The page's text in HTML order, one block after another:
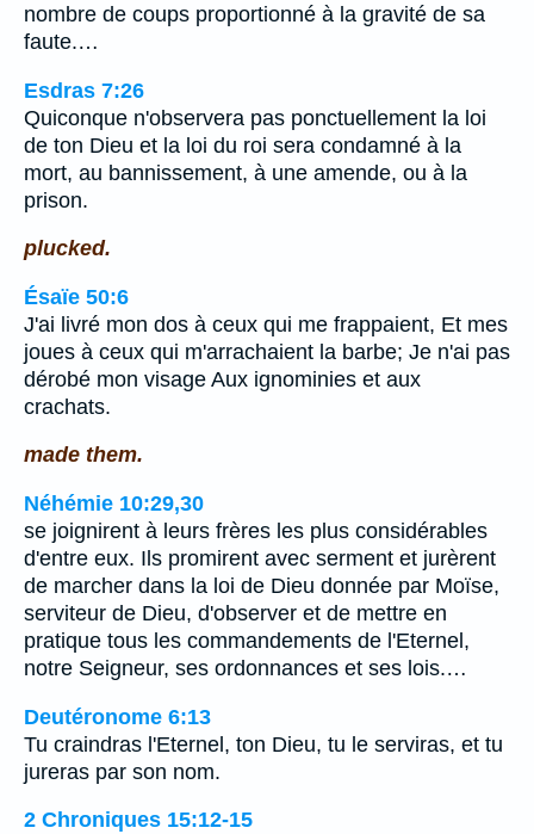
nombre de coups proportionné à la gravité de sa
faute.…
Esdras 7:26
Quiconque n'observera pas ponctuellement la loi
de ton Dieu et la loi du roi sera condamné à la
mort, au bannissement, à une amende, ou à la
prison.
plucked.
Ésaïe 50:6
J'ai livré mon dos à ceux qui me frappaient, Et mes
joues à ceux qui m'arrachaient la barbe; Je n'ai pas
dérobé mon visage Aux ignominies et aux
crachats.
made them.
Néhémie 10:29,30
se joignirent à leurs frères les plus considérables
d'entre eux. Ils promirent avec serment et jurèrent
de marcher dans la loi de Dieu donnée par Moïse,
serviteur de Dieu, d'observer et de mettre en
pratique tous les commandements de l'Eternel,
notre Seigneur, ses ordonnances et ses lois.…
Deutéronome 6:13
Tu craindras l'Eternel, ton Dieu, tu le serviras, et tu
jureras par son nom.
2 Chroniques 15:12-15